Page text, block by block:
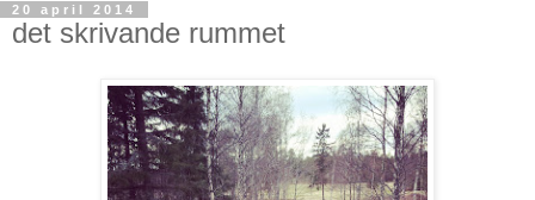
20 april 2014
det skrivande rummet